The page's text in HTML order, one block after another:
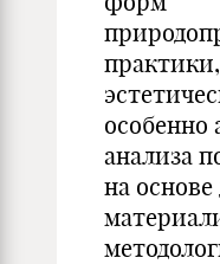
особенно
анализа
на